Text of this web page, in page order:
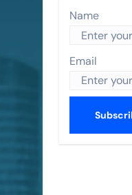
en The Town
2026
nacionales
Name
Email